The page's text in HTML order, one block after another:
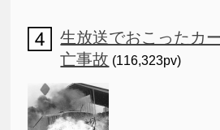
生放送でおこったカ
亡事故 (116,323pv)